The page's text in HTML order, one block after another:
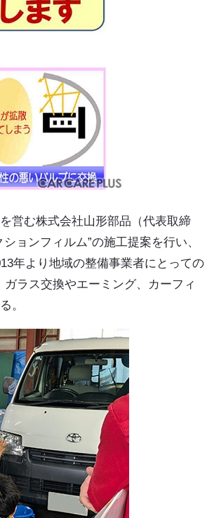
営む株式会社山形部品（代表取締
ョンフィルム”の施工提案を行い、
年より地域の整備事業者にとっての
ラス交換やエーミング、カーフィ
。